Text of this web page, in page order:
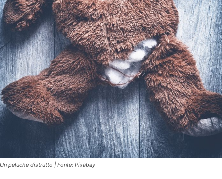
Un peluche distrutto | Fonte: Pixabay